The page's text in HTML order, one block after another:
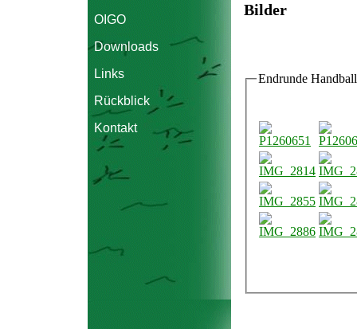
OIGO
Downloads
Links
Rückblick
Kontakt
Bilder
Endrunde